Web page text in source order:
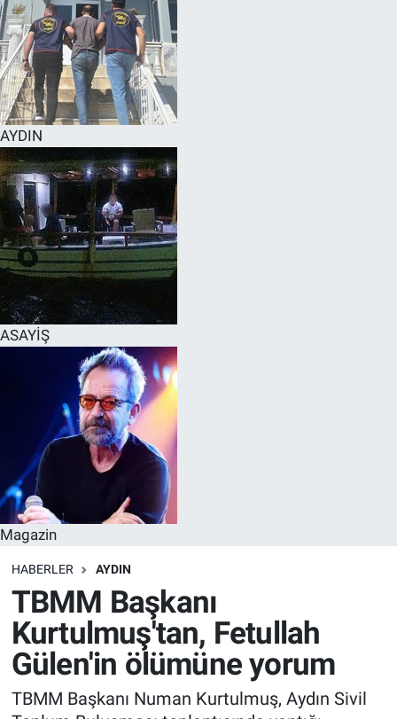
AYDIN
ASAYİŞ
Magazin
HABERLER AYDIN
TBMM Başkanı
Kurtulmuş'tan, Fetullah
Gülen'in ölümüne yorum
TBMM Başkanı Numan Kurtulmuş, Aydın Sivil